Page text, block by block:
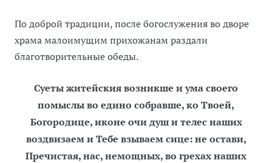
По доброй традиции, после богослужения во дворе
храма малоимущим прихожанам раздали
благотворительные обеды.
Суеты житейския возникше и ума своего
помыслы во едино собравше, ко Твоей,
Богородице, иконе очи душ и телес наших
воздвизаем и Тебе взываем сице: не остави,
Пречистая, нас, немощных, во грехах наших